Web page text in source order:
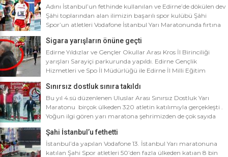
Adını İstanbul’un fethinde kullanılan ve Edirne’de dökülen dev
Şâhi toplarından alan ilimizin başarılı spor kulübü Şâhi
Spor’un atletleri Vodafone İstanbul Yarı Maratonunda fırtına
Vodafone İstanbul Yarı Maratonu’na ilimizden Şâhi Spor 5
sporcusuyla katıldı. Vodafone İstanbul Yarı Maratonu 10 bin
metre yarışına toplamda 4 bin […]
Sigara yarışların önüne geçti
Edirne Yıldızlar ve Gençler Okullar Arası Kros İl Birinciliği
yarışları Sarayiçi parkurunda yapıldı. Edirne Gençlik
Hizmetleri ve Spo İl Müdürlüğü ile Edirne İl Milli Eğitim
Birinciliği yarışları Sarayiçi parkurunda yapıldı. Oldukça soğuk
ve yağmurlu bir havada düzenlenen yarışlara katılımın
yoğun olması atletizm adına sevindirici bulunurken Atletizm
Federasyonu İl […]
Sınırsız dostluk sınıra takıldı
Bu yıl 4.sü düzenlenen Uluslar Arası Sınırsız Dostluk Yarı
Maratonu birçok ülkeden 320 atletin katılımıyla gerçekleşti .
Yoğun ilgi gören yarı maratona şehrimizden de çok sayıda
Ali Soydan tarafından yeni kurulmasına rağmen bir çok
branşta başarıdan başarıya koşan Edirne Al Kan Spor Kulübü
de […]
Şahi İstanbul’u fethetti
İstanbul’da yapılan Vodafone 13. İstanbul Yarı maratonuna
katılan Şahi Spor atletleri 50’den fazla ülkeden katıan 8 bin